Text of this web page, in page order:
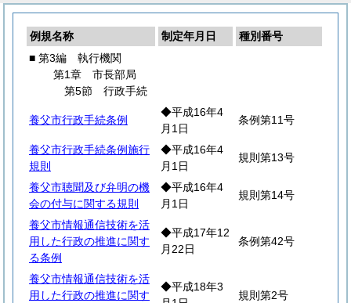
例規名称 制定年月日
種別番号
■ 第3編 執行機関
第1章 市長部局
第5節 行政手続
養父市行政手続条例
◆平成16年4
月1日
条例第11号
養父市行政手続条例施行
規則
◆平成16年4
月1日
規則第13号
養父市聴聞及び弁明の機
会の付与に関する規則
◆平成16年4
月1日
規則第14号
養父市情報通信技術を活
用した行政の推進に関す
る条例
◆平成17年12
月22日
条例第42号
養父市情報通信技術を活
用した行政の推進に関す
◆平成18年3
規則第2号